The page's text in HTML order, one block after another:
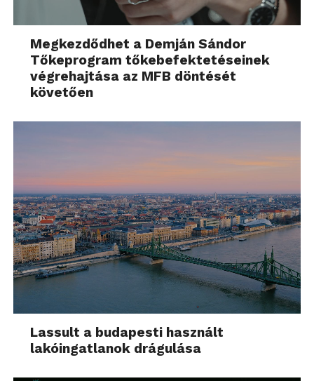
Megkezdődhet a Demján Sándor
Tőkeprogram tőkebefektetéseinek
végrehajtása az MFB döntését
követően
Lassult a budapesti használt
lakóingatlanok drágulása